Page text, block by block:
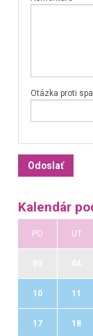
Otázka proti
Kalendár
PO UT
10 11
17 18